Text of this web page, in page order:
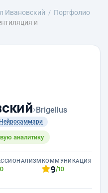
Ивановский
Портфолио
и
›Brigellus
Нейросаммари
аналитику
КОММУНИКАЦИЯ
9/10